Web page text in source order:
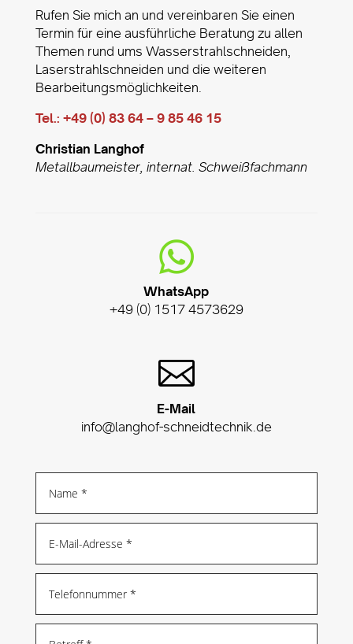
Rufen Sie mich an und vereinbaren Sie einen
Termin für eine ausführliche Beratung zu allen
Themen rund ums Wasserstrahlschneiden,
Laserstrahlschneiden und die weiteren
Bearbeitungsmöglichkeiten.
Tel.: +49 (0) 83 64 – 9 85 46 15
Christian Langhof
Metallbaumeister, internat. Schweißfachmann

WhatsApp
+49 (0) 1517 4573629

E-Mail
info@langhof-schneidtechnik.de